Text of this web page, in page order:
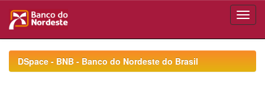
navigationDSpace - BNB - Banco do Nordeste do Brasil